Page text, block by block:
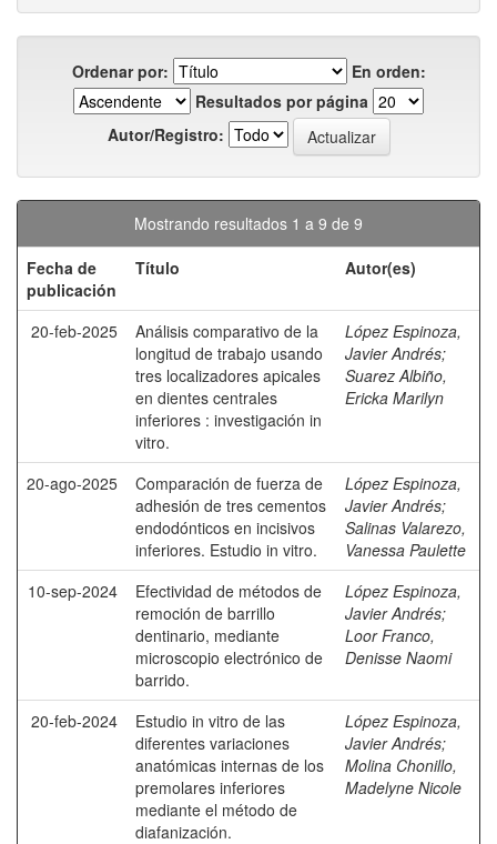
Ordenar por:
En orden:
Resultados por página
Autor/Registro:
Mostrando resultados 1 a 9 de 9
Fecha de
publicación
Título Autor(es)
20-feb-2025
Análisis comparativo de la
longitud de trabajo usando
tres localizadores apicales
en dientes centrales
inferiores : investigación in
vitro.
López Espinoza,
Javier Andrés;
Suarez Albiño,
Ericka Marilyn
20-ago-2025
Comparación de fuerza de
adhesión de tres cementos
endodónticos en incisivos
inferiores. Estudio in vitro.
López Espinoza,
Javier Andrés;
Salinas Valarezo,
Vanessa Paulette
10-sep-2024
Efectividad de métodos de
remoción de barrillo
dentinario, mediante
microscopio electrónico de
barrido.
López Espinoza,
Javier Andrés;
Loor Franco,
Denisse Naomi
20-feb-2024
Estudio in vitro de las
diferentes variaciones
anatómicas internas de los
premolares inferiores
mediante el método de
diafanización.
López Espinoza,
Javier Andrés;
Molina Chonillo,
Madelyne Nicole